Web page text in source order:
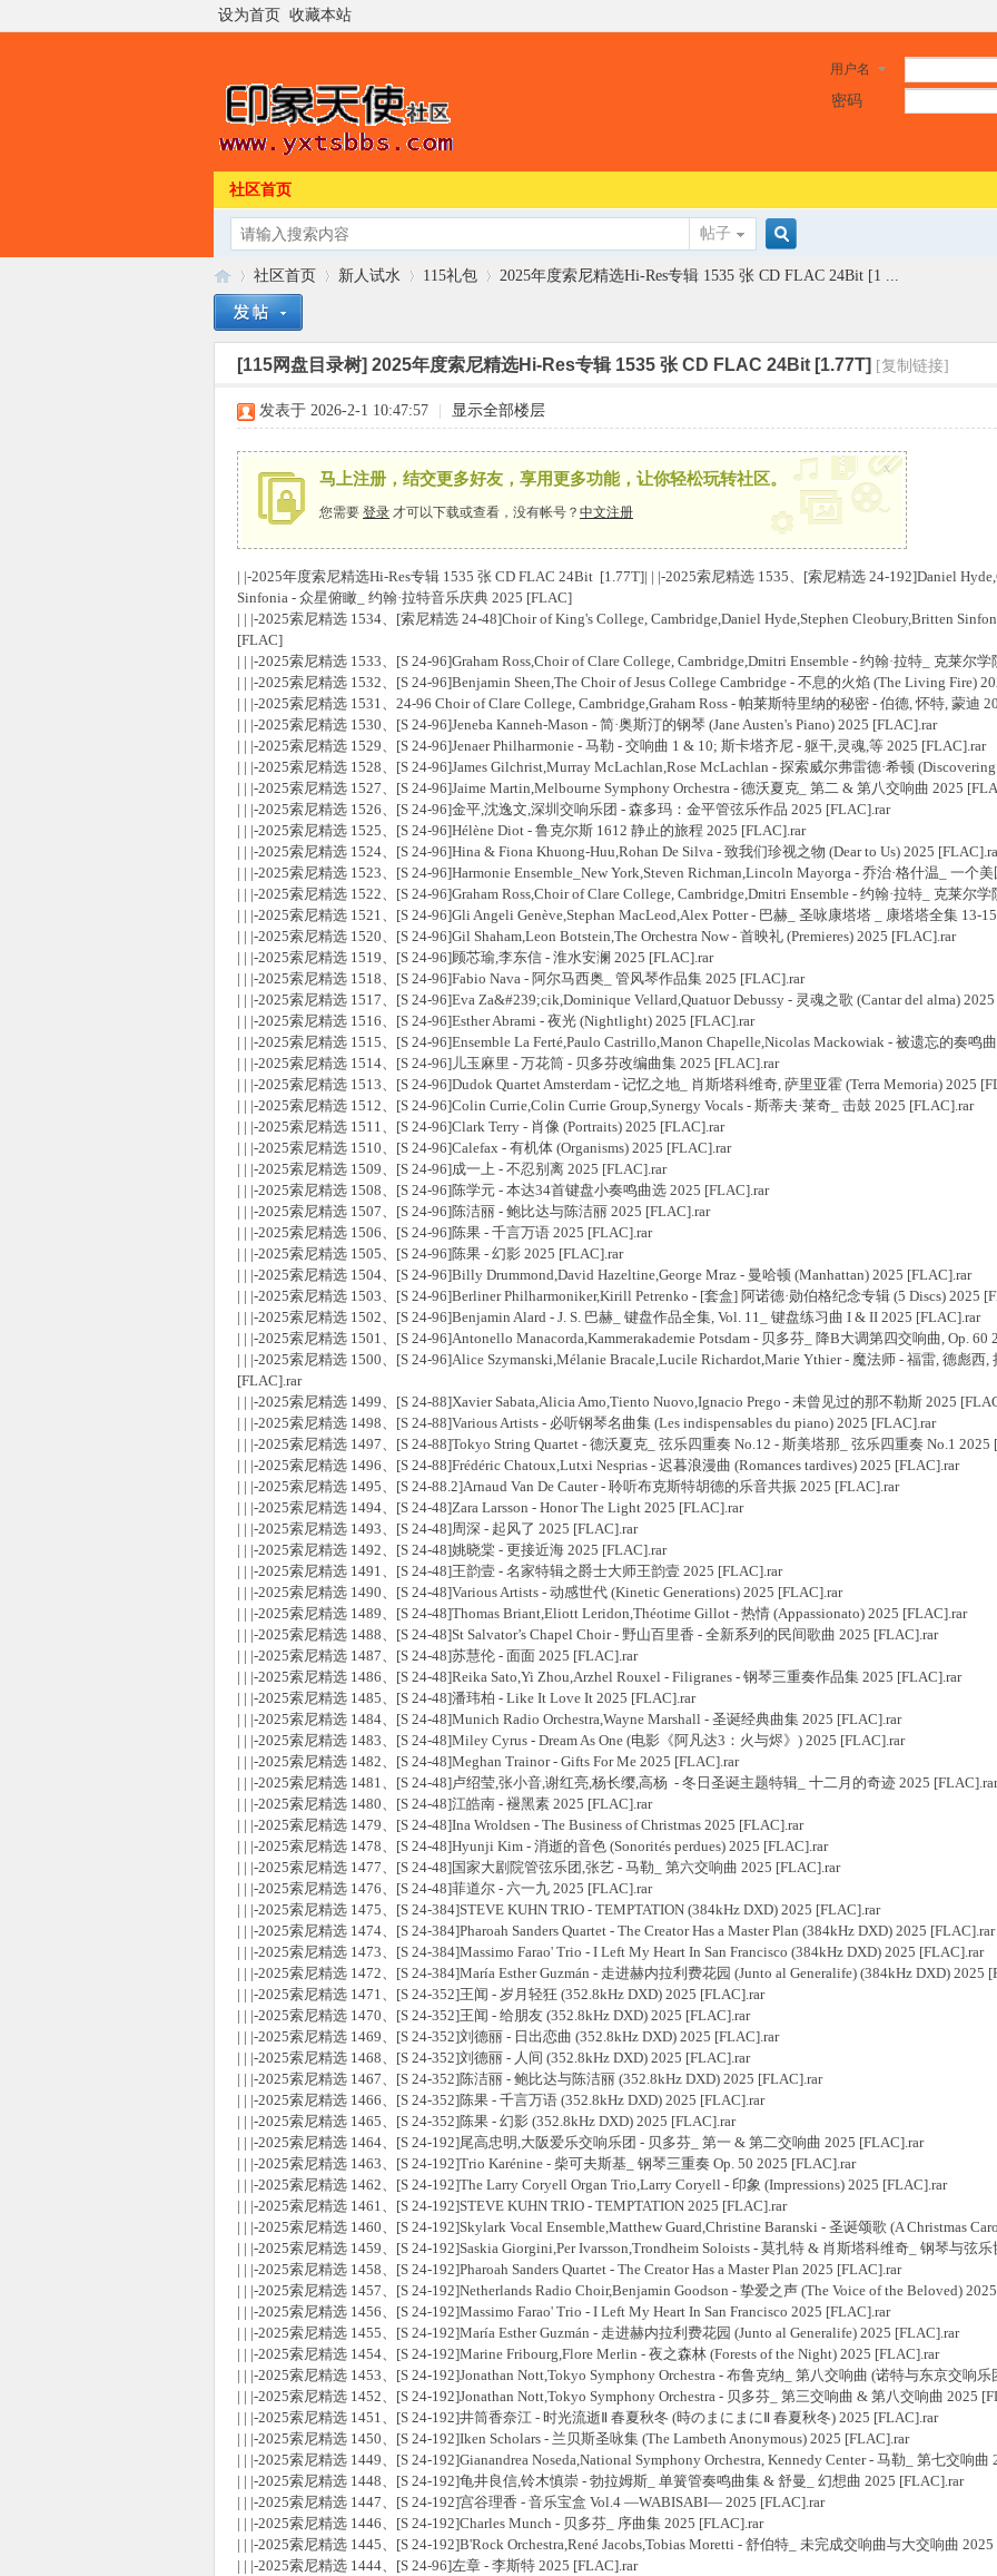
设为首页 收藏本站
用户名
密码
社区首页
帖子
搜
索
»
社区首页
›
新人试水
›
115礼包
›
2025年度索尼精选Hi-Res专辑 1535 张 CD FLAC 24Bit [1 ...
[115网盘目录树] 2025年度索尼精选Hi-Res专辑 1535 张 CD FLAC 24Bit [1.77T] [复制链接]
发表于 2026-2-1 10:47:57 显示全部楼层
马上注册，结交更多好友，享用更多功能，让你轻松玩转社区。
您需要 登录 才可以下载或查看，没有帐号？ 中文注册
x
| |-2025年度索尼精选Hi-Res专辑 1535 张 CD FLAC 24Bit [1.77T]| | |-2025索尼精选 1535、[索尼精选 24-192]Daniel
Sinfonia - 众星俯瞰_ 约翰·拉特音乐庆典 2025 [FLAC]
| | |-2025索尼精选 1534、[索尼精选 24-48]Choir of King's College, Cambridge,Daniel Hyde,Stephen Cleobury,Britten
[FLAC]
| | |-2025索尼精选 1533、[S 24-96]Graham Ross,Choir of Clare College, Cambridge,Dmitri Ensemble - 约翰·拉特_ 克莱尔
| | |-2025索尼精选 1532、[S 24-96]Benjamin Sheen,The Choir of Jesus College Cambridge - 不息的火焰 (The Living Fire)
| | |-2025索尼精选 1531、24-96 Choir of Clare College, Cambridge,Graham Ross - 帕莱斯特里纳的秘密 - 伯德, 怀特, 蒙迪
| | |-2025索尼精选 1530、[S 24-96]Jeneba Kanneh-Mason - 简·奥斯汀的钢琴 (Jane Austen's Piano) 2025 [FLAC].rar
| | |-2025索尼精选 1529、[S 24-96]Jenaer Philharmonie - 马勒 - 交响曲 1 & 10; 斯卡塔齐尼 - 躯干,灵魂,等 2025 [FLAC].rar
| | |-2025索尼精选 1528、[S 24-96]James Gilchrist,Murray McLachlan,Rose McLachlan - 探索威尔弗雷德·希顿
| | |-2025索尼精选 1527、[S 24-96]Jaime Martin,Melbourne Symphony Orchestra - 德沃夏克_ 第二 & 第八交响曲 2025
| | |-2025索尼精选 1526、[S 24-96]金平,沈逸文,深圳交响乐团 - 森多玛：金平管弦乐作品 2025 [FLAC].rar
| | |-2025索尼精选 1525、[S 24-96]Hélène Diot - 鲁克尔斯 1612 静止的旅程 2025 [FLAC].rar
| | |-2025索尼精选 1524、[S 24-96]Hina & Fiona Khuong-Huu,Rohan De Silva - 致我们珍视之物 (Dear to Us) 2025
| | |-2025索尼精选 1523、[S 24-96]Harmonie Ensemble_New York,Steven Richman,Lincoln Mayorga - 乔治·格什温_ 一个
| | |-2025索尼精选 1522、[S 24-96]Graham Ross,Choir of Clare College, Cambridge,Dmitri Ensemble - 约翰·拉特_ 克莱尔
| | |-2025索尼精选 1521、[S 24-96]Gli Angeli Genève,Stephan MacLeod,Alex Potter - 巴赫_ 圣咏康塔塔 _ 康塔塔全集 13-
| | |-2025索尼精选 1520、[S 24-96]Gil Shaham,Leon Botstein,The Orchestra Now - 首映礼 (Premieres) 2025 [FLAC].rar
| | |-2025索尼精选 1519、[S 24-96]顾芯瑜,李东信 - 淮水安澜 2025 [FLAC].rar
| | |-2025索尼精选 1518、[S 24-96]Fabio Nava - 阿尔马西奥_ 管风琴作品集 2025 [FLAC].rar
| | |-2025索尼精选 1517、[S 24-96]Eva Za&#239;cik,Dominique Vellard,Quatuor Debussy - 灵魂之歌 (Cantar del alma)
| | |-2025索尼精选 1516、[S 24-96]Esther Abrami - 夜光 (Nightlight) 2025 [FLAC].rar
| | |-2025索尼精选 1515、[S 24-96]Ensemble La Ferté,Paulo Castrillo,Manon Chapelle,Nicolas Mackowiak - 被遗忘的奏鸣
| | |-2025索尼精选 1514、[S 24-96]儿玉麻里 - 万花筒 - 贝多芬改编曲集 2025 [FLAC].rar
| | |-2025索尼精选 1513、[S 24-96]Dudok Quartet Amsterdam - 记忆之地_ 肖斯塔科维奇, 萨里亚霍 (Terra Memoria) 2025
| | |-2025索尼精选 1512、[S 24-96]Colin Currie,Colin Currie Group,Synergy Vocals - 斯蒂夫·莱奇_ 击鼓 2025 [FLAC].rar
| | |-2025索尼精选 1511、[S 24-96]Clark Terry - 肖像 (Portraits) 2025 [FLAC].rar
| | |-2025索尼精选 1510、[S 24-96]Calefax - 有机体 (Organisms) 2025 [FLAC].rar
| | |-2025索尼精选 1509、[S 24-96]成一上 - 不忍别离 2025 [FLAC].rar
| | |-2025索尼精选 1508、[S 24-96]陈学元 - 本达34首键盘小奏鸣曲选 2025 [FLAC].rar
| | |-2025索尼精选 1507、[S 24-96]陈洁丽 - 鲍比达与陈洁丽 2025 [FLAC].rar
| | |-2025索尼精选 1506、[S 24-96]陈果 - 千言万语 2025 [FLAC].rar
| | |-2025索尼精选 1505、[S 24-96]陈果 - 幻影 2025 [FLAC].rar
| | |-2025索尼精选 1504、[S 24-96]Billy Drummond,David Hazeltine,George Mraz - 曼哈顿 (Manhattan) 2025 [FLAC].rar
| | |-2025索尼精选 1503、[S 24-96]Berliner Philharmoniker,Kirill Petrenko - [套盒] 阿诺德·勋伯格纪念专辑 (5 Discs) 2025
| | |-2025索尼精选 1502、[S 24-96]Benjamin Alard - J. S. 巴赫_ 键盘作品全集, Vol. 11_ 键盘练习曲 I & II 2025 [FLAC].rar
| | |-2025索尼精选 1501、[S 24-96]Antonello Manacorda,Kammerakademie Potsdam - 贝多芬_ 降B大调第四交响曲, Op. 60
| | |-2025索尼精选 1500、[S 24-96]Alice Szymanski,Mélanie Bracale,Lucile Richardot,Marie Ythier - 魔法师 - 福雷, 德彪西,
[FLAC].rar
| | |-2025索尼精选 1499、[S 24-88]Xavier Sabata,Alicia Amo,Tiento Nuovo,Ignacio Prego - 未曾见过的那不勒斯 2025
| | |-2025索尼精选 1498、[S 24-88]Various Artists - 必听钢琴名曲集 (Les indispensables du piano) 2025 [FLAC].rar
| | |-2025索尼精选 1497、[S 24-88]Tokyo String Quartet - 德沃夏克_ 弦乐四重奏 No.12 - 斯美塔那_ 弦乐四重奏 No.1 2025
| | |-2025索尼精选 1496、[S 24-88]Frédéric Chatoux,Lutxi Nesprias - 迟暮浪漫曲 (Romances tardives) 2025 [FLAC].rar
| | |-2025索尼精选 1495、[S 24-88.2]Arnaud Van De Cauter - 聆听布克斯特胡德的乐音共振 2025 [FLAC].rar
| | |-2025索尼精选 1494、[S 24-48]Zara Larsson - Honor The Light 2025 [FLAC].rar
| | |-2025索尼精选 1493、[S 24-48]周深 - 起风了 2025 [FLAC].rar
| | |-2025索尼精选 1492、[S 24-48]姚晓棠 - 更接近海 2025 [FLAC].rar
| | |-2025索尼精选 1491、[S 24-48]王韵壹 - 名家特辑之爵士大师王韵壹 2025 [FLAC].rar
| | |-2025索尼精选 1490、[S 24-48]Various Artists - 动感世代 (Kinetic Generations) 2025 [FLAC].rar
| | |-2025索尼精选 1489、[S 24-48]Thomas Briant,Eliott Leridon,Théotime Gillot - 热情 (Appassionato) 2025 [FLAC].rar
| | |-2025索尼精选 1488、[S 24-48]St Salvator’s Chapel Choir - 野山百里香 - 全新系列的民间歌曲 2025 [FLAC].rar
| | |-2025索尼精选 1487、[S 24-48]苏慧伦 - 面面 2025 [FLAC].rar
| | |-2025索尼精选 1486、[S 24-48]Reika Sato,Yi Zhou,Arzhel Rouxel - Filigranes - 钢琴三重奏作品集 2025 [FLAC].rar
| | |-2025索尼精选 1485、[S 24-48]潘玮柏 - Like It Love It 2025 [FLAC].rar
| | |-2025索尼精选 1484、[S 24-48]Munich Radio Orchestra,Wayne Marshall - 圣诞经典曲集 2025 [FLAC].rar
| | |-2025索尼精选 1483、[S 24-48]Miley Cyrus - Dream As One (电影《阿凡达3：火与烬》) 2025 [FLAC].rar
| | |-2025索尼精选 1482、[S 24-48]Meghan Trainor - Gifts For Me 2025 [FLAC].rar
| | |-2025索尼精选 1481、[S 24-48]卢绍莹,张小音,谢红亮,杨长缨,高杨 - 冬日圣诞主题特辑_ 十二月的奇迹 2025 [FLAC].rar
| | |-2025索尼精选 1480、[S 24-48]江皓南 - 褪黑素 2025 [FLAC].rar
| | |-2025索尼精选 1479、[S 24-48]Ina Wroldsen - The Business of Christmas 2025 [FLAC].rar
| | |-2025索尼精选 1478、[S 24-48]Hyunji Kim - 消逝的音色 (Sonorités perdues) 2025 [FLAC].rar
| | |-2025索尼精选 1477、[S 24-48]国家大剧院管弦乐团,张艺 - 马勒_ 第六交响曲 2025 [FLAC].rar
| | |-2025索尼精选 1476、[S 24-48]菲道尔 - 六一九 2025 [FLAC].rar
| | |-2025索尼精选 1475、[S 24-384]STEVE KUHN TRIO - TEMPTATION (384kHz DXD) 2025 [FLAC].rar
| | |-2025索尼精选 1474、[S 24-384]Pharoah Sanders Quartet - The Creator Has a Master Plan (384kHz DXD) 2025 [FLAC].rar
| | |-2025索尼精选 1473、[S 24-384]Massimo Farao' Trio - I Left My Heart In San Francisco (384kHz DXD) 2025 [FLAC].rar
| | |-2025索尼精选 1472、[S 24-384]María Esther Guzmán - 走进赫内拉利费花园 (Junto al Generalife) (384kHz DXD) 2025
| | |-2025索尼精选 1471、[S 24-352]王闻 - 岁月轻狂 (352.8kHz DXD) 2025 [FLAC].rar
| | |-2025索尼精选 1470、[S 24-352]王闻 - 给朋友 (352.8kHz DXD) 2025 [FLAC].rar
| | |-2025索尼精选 1469、[S 24-352]刘德丽 - 日出恋曲 (352.8kHz DXD) 2025 [FLAC].rar
| | |-2025索尼精选 1468、[S 24-352]刘德丽 - 人间 (352.8kHz DXD) 2025 [FLAC].rar
| | |-2025索尼精选 1467、[S 24-352]陈洁丽 - 鲍比达与陈洁丽 (352.8kHz DXD) 2025 [FLAC].rar
| | |-2025索尼精选 1466、[S 24-352]陈果 - 千言万语 (352.8kHz DXD) 2025 [FLAC].rar
| | |-2025索尼精选 1465、[S 24-352]陈果 - 幻影 (352.8kHz DXD) 2025 [FLAC].rar
| | |-2025索尼精选 1464、[S 24-192]尾高忠明,大阪爱乐交响乐团 - 贝多芬_ 第一 & 第二交响曲 2025 [FLAC].rar
| | |-2025索尼精选 1463、[S 24-192]Trio Karénine - 柴可夫斯基_ 钢琴三重奏 Op. 50 2025 [FLAC].rar
| | |-2025索尼精选 1462、[S 24-192]The Larry Coryell Organ Trio,Larry Coryell - 印象 (Impressions) 2025 [FLAC].rar
| | |-2025索尼精选 1461、[S 24-192]STEVE KUHN TRIO - TEMPTATION 2025 [FLAC].rar
| | |-2025索尼精选 1460、[S 24-192]Skylark Vocal Ensemble,Matthew Guard,Christine Baranski - 圣诞颂歌 (A Christmas
| | |-2025索尼精选 1459、[S 24-192]Saskia Giorgini,Per Ivarsson,Trondheim Soloists - 莫扎特 & 肖斯塔科维奇_ 钢琴与弦
| | |-2025索尼精选 1458、[S 24-192]Pharoah Sanders Quartet - The Creator Has a Master Plan 2025 [FLAC].rar
| | |-2025索尼精选 1457、[S 24-192]Netherlands Radio Choir,Benjamin Goodson - 挚爱之声 (The Voice of the Beloved)
| | |-2025索尼精选 1456、[S 24-192]Massimo Farao' Trio - I Left My Heart In San Francisco 2025 [FLAC].rar
| | |-2025索尼精选 1455、[S 24-192]María Esther Guzmán - 走进赫内拉利费花园 (Junto al Generalife) 2025 [FLAC].rar
| | |-2025索尼精选 1454、[S 24-192]Marine Fribourg,Flore Merlin - 夜之森林 (Forests of the Night) 2025 [FLAC].rar
| | |-2025索尼精选 1453、[S 24-192]Jonathan Nott,Tokyo Symphony Orchestra - 布鲁克纳_ 第八交响曲 (诺特与东京交响乐
| | |-2025索尼精选 1452、[S 24-192]Jonathan Nott,Tokyo Symphony Orchestra - 贝多芬_ 第三交响曲 & 第八交响曲 2025
| | |-2025索尼精选 1451、[S 24-192]井筒香奈江 - 时光流逝Ⅱ 春夏秋冬 (時のまにまにⅡ 春夏秋冬) 2025 [FLAC].rar
| | |-2025索尼精选 1450、[S 24-192]Iken Scholars - 兰贝斯圣咏集 (The Lambeth Anonymous) 2025 [FLAC].rar
| | |-2025索尼精选 1449、[S 24-192]Gianandrea Noseda,National Symphony Orchestra, Kennedy Center - 马勒_ 第七交响曲
| | |-2025索尼精选 1448、[S 24-192]龟井良信,铃木慎崇 - 勃拉姆斯_ 单簧管奏鸣曲集 & 舒曼_ 幻想曲 2025 [FLAC].rar
| | |-2025索尼精选 1447、[S 24-192]宫谷理香 - 音乐宝盒 Vol.4 —WABISABI― 2025 [FLAC].rar
| | |-2025索尼精选 1446、[S 24-192]Charles Munch - 贝多芬_ 序曲集 2025 [FLAC].rar
| | |-2025索尼精选 1445、[S 24-192]B'Rock Orchestra,René Jacobs,Tobias Moretti - 舒伯特_ 未完成交响曲与大交响曲
| | |-2025索尼精选 1444、[S 24-96]左章 - 李斯特 2025 [FLAC].rar